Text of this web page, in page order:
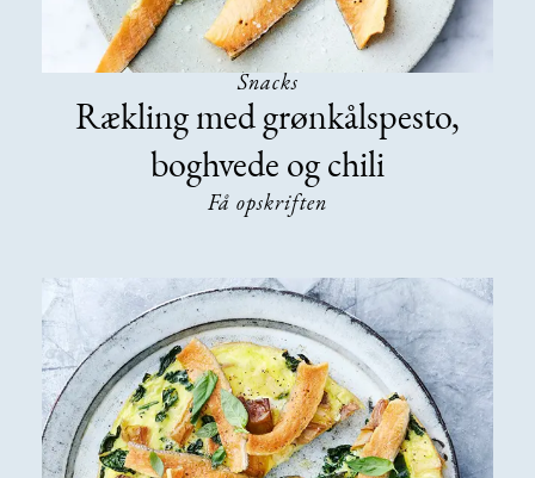
Snacks
Rækling med grønkålspesto,
boghvede og chili
Få opskriften